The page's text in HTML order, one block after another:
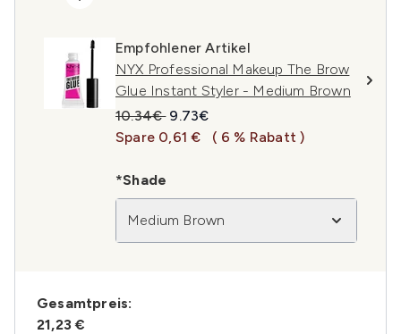
Empfohlener Artikel
NYX Professional Makeup The Brow
Glue Instant Styler - Medium Brown
Unverbindliche Preisempfehlung:
10.34€ Aktueller Preis:
9.73€
Spare 0,61 €
( 6 % Rabatt )
*Shade
Medium Brown
Gesamtpreis:
21,23 €